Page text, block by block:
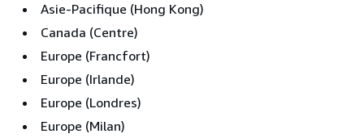
Asie-Pacifique (Hong Kong)
Canada (Centre)
Europe (Francfort)
Europe (Irlande)
Europe (Londres)
Europe (Milan)